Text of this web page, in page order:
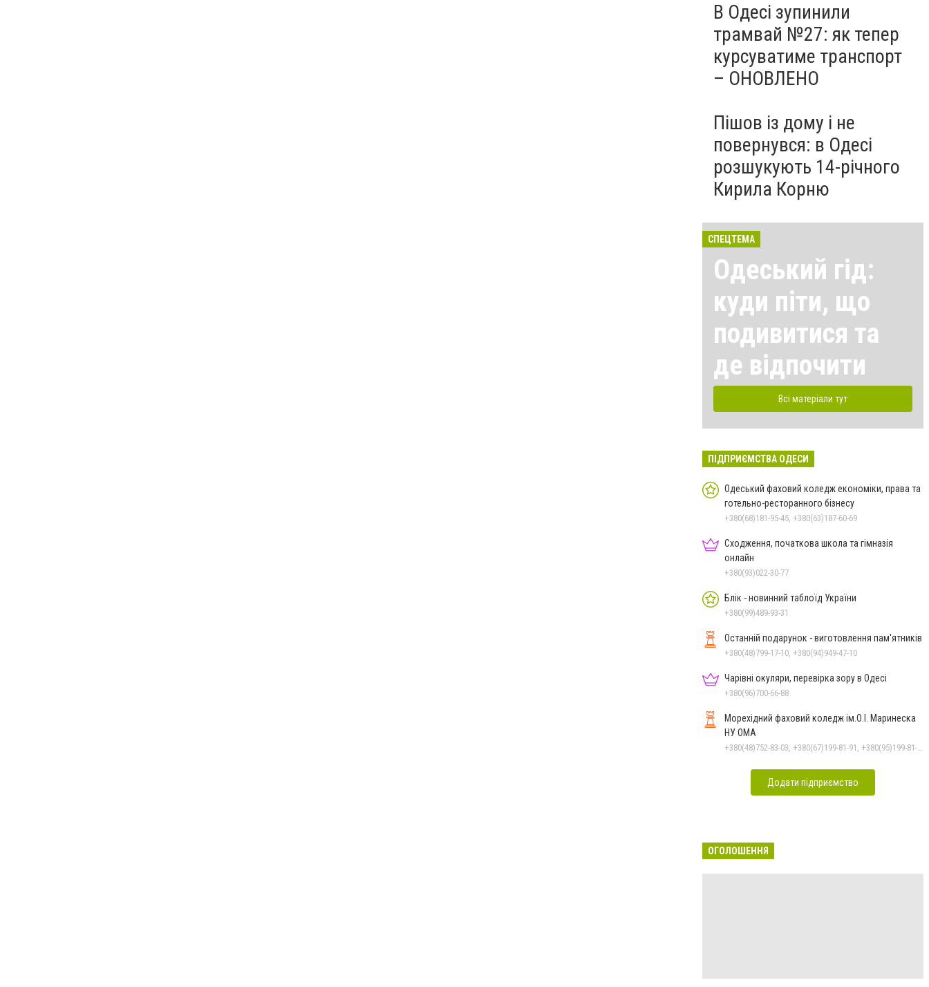
В Одесі зупинили
трамвай №27: як тепер
курсуватиме транспорт
– ОНОВЛЕНО
Пішов із дому і не
повернувся: в Одесі
розшукують 14-річного
Кирила Корню
СПЕЦТЕМА
Одеський гід:
куди піти, що
подивитися та
де відпочити
Всі матеріали тут
ПІДПРИЄМСТВА ОДЕСИ
Одеський фаховий коледж економіки, права та
готельно-ресторанного бізнесу
+380(68)181-95-45, +380(63)187-60-69
Сходження, початкова школа та гімназія
онлайн
+380(93)022-30-77
Блік - новинний таблоїд України
+380(99)489-93-31
Останній подарунок - виготовлення пам'ятників
+380(48)799-17-10, +380(94)949-47-10
Чарівні окуляри, перевірка зору в Одесі
+380(96)700-66-88
Морехідний фаховий коледж ім.О.І. Маринеска
НУ ОМА
Додати підприємство
ОГОЛОШЕННЯ